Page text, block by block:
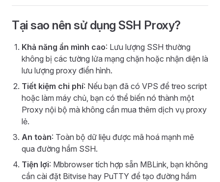
Tại sao nên sử dụng SSH Proxy?
Khả năng ẩn mình cao: Lưu lượng SSH thường
không bị các tường lửa mạng chặn hoặc nhận diện là
lưu lượng proxy điển hình.
Tiết kiệm chi phí: Nếu bạn đã có VPS để treo script
hoặc làm máy chủ, bạn có thể biến nó thành một
Proxy nội bộ mà không cần mua thêm dịch vụ proxy
lẻ.
An toàn: Toàn bộ dữ liệu được mã hoá mạnh mẽ
qua đường hầm SSH.
Tiện lợi: Mbbrowser tích hợp sẵn MBLink, bạn không
cần cài đặt Bitvise hay PuTTY để tạo đường hầm